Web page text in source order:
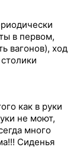
в первом,
вагонов), ход
как в руки
не моют,
много
Сиденья